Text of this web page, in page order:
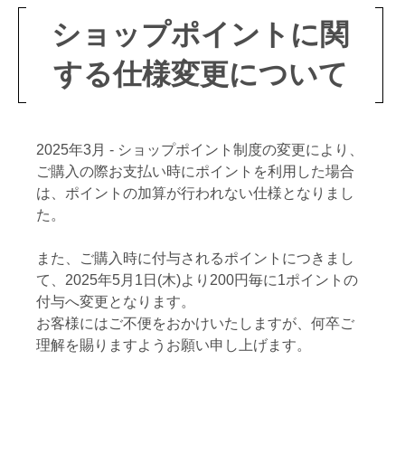
ショップポイントに関
する仕様変更について
2025年3月 - ショップポイント制度の変更により、
ご購入の際お支払い時にポイントを利用した場合
は、ポイントの加算が行われない仕様となりまし
た。
また、ご購入時に付与されるポイントにつきまし
て、2025年5月1日(木)より200円毎に1ポイントの
付与へ変更となります。
お客様にはご不便をおかけいたしますが、何卒ご
理解を賜りますようお願い申し上げます。